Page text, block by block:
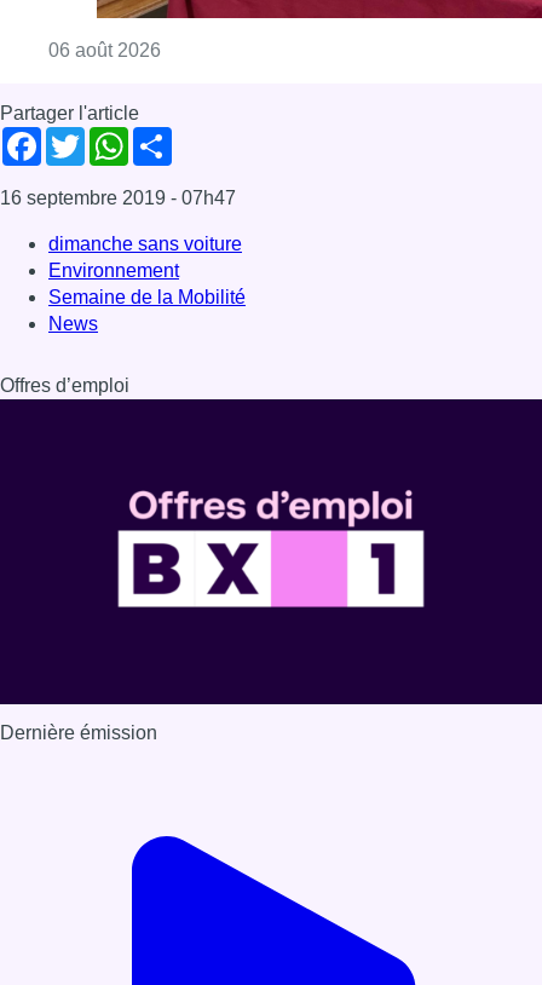
06 août 2026
Partager l'article
Facebook
TwitterWhatsApp
16 septembre 2019 - 07h47
dimanche sans voiture
Environnement
Semaine de la Mobilité
News
Offres d’emploi
Dernière émission